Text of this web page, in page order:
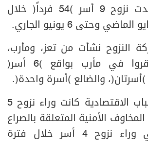
في اليمن، رصدت نزوح 9 أسر (54 فرداً) خلال
النزوح نشأت من تعز، ومأرب،
وصنعاء، واستقروا في مأرب بواقع (6 أسر)
(أسرتان)، والضالع (أسرة واحدة).
وذكرت أن الأسباب الاقتصادية كانت وراء نزوح 5
الأمنية المتعلقة بالصراع
السبب الرئيسي وراء نزوح 4 أسر خلال فترة